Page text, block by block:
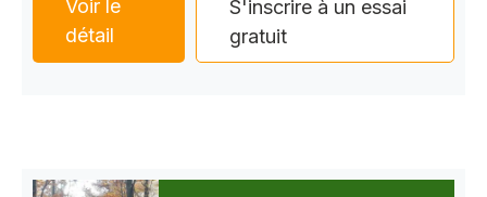
Voir le
détail
S'inscrire à un essai
gratuit